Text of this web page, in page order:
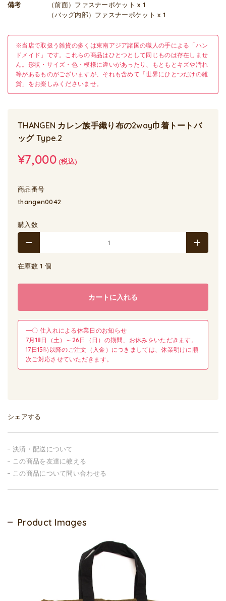
備考
（前面）ファスナーポケット x 1
（バッグ内部）ファスナーポケット x 1
※当店で取扱う雑貨の多くは東南アジア諸国の職人の手による「ハン
ドメイド」です。これらの商品はひとつとして同じものは存在しませ
ん。形状・サイズ・色・模様に違いがあったり、もともとキズや汚れ
等があるものがございますが、それも含めて「世界にひとつだけの雑
貨」をお楽しみくださいませ。
THANGEN カレン族手織り布の2way巾着トートバ
ッグ Type.2
¥7,000(税込)
商品番号
thangen0042
購入数
在庫数 1 個
カートに入れる
━〇 仕入れによる休業日のお知らせ
7月18日（土）～26日（日）の期間、お休みをいただきます。
17日15時以降のご注文（入金）につきましては、休業明けに順
次ご対応させていただきます。
シェアする
決済・配送について
この商品を友達に教える
この商品について問い合わせる
Product Images